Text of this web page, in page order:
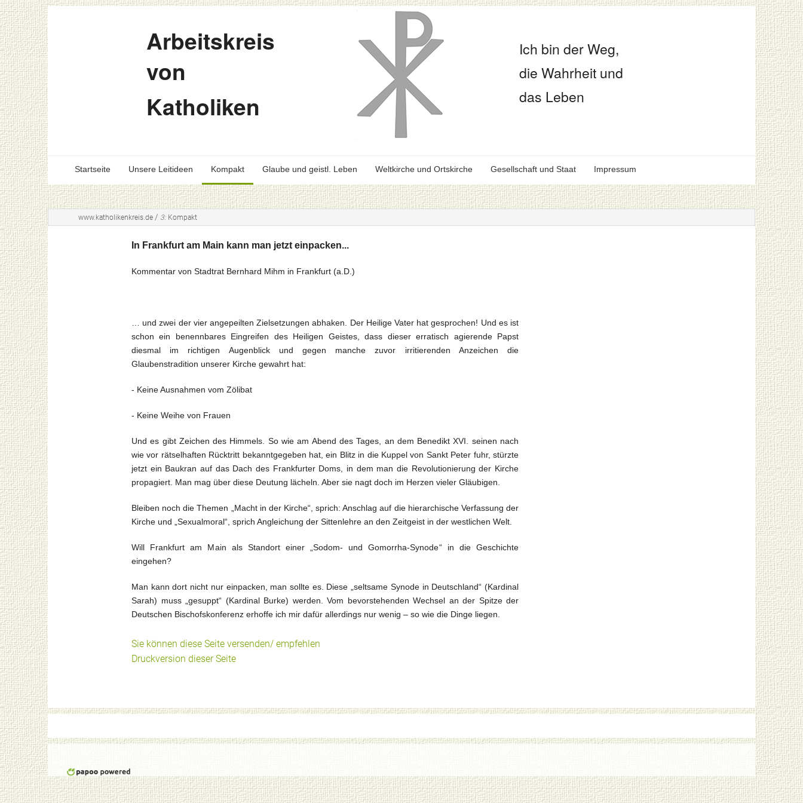
Arbeitskreis
von
Katholiken
Ich bin der Weg,
die Wahrheit und
das Leben
Startseite Unsere Leitideen Kompakt Glaube und geistl. Leben Weltkirche und Ortskirche Gesellschaft und Staat Impressum
www.katholikenkreis.de / 3: Kompakt
In Frankfurt am Main kann man jetzt einpacken...
Kommentar von Stadtrat Bernhard Mihm in Frankfurt (a.D.)
… und zwei der vier angepeilten Zielsetzungen abhaken. Der Heilige Vater hat gesprochen! Und es ist
schon ein benennbares Eingreifen des Heiligen Geistes, dass dieser erratisch agierende Papst
diesmal im richtigen Augenblick und gegen manche zuvor irritierenden Anzeichen die
Glaubenstradition unserer Kirche gewahrt hat:
- Keine Ausnahmen vom Zölibat
- Keine Weihe von Frauen
Und es gibt Zeichen des Himmels. So wie am Abend des Tages, an dem Benedikt XVI. seinen nach
wie vor rätselhaften Rücktritt bekanntgegeben hat, ein Blitz in die Kuppel von Sankt Peter fuhr, stürzte
jetzt ein Baukran auf das Dach des Frankfurter Doms, in dem man die Revolutionierung der Kirche
propagiert. Man mag über diese Deutung lächeln. Aber sie nagt doch im Herzen vieler Gläubigen.
Bleiben noch die Themen „Macht in der Kirche“, sprich: Anschlag auf die hierarchische Verfassung der
Kirche und „Sexualmoral“, sprich Angleichung der Sittenlehre an den Zeitgeist in der westlichen Welt.
Will Frankfurt am Main als Standort einer „Sodom- und Gomorrha-Synode“ in die Geschichte
eingehen?
Man kann dort nicht nur einpacken, man sollte es. Diese „seltsame Synode in Deutschland“ (Kardinal
Sarah) muss „gesuppt“ (Kardinal Burke) werden. Vom bevorstehenden Wechsel an der Spitze der
Deutschen Bischofskonferenz erhoffe ich mir dafür allerdings nur wenig – so wie die Dinge liegen.
Sie können diese Seite versenden/ empfehlen
Druckversion dieser Seite